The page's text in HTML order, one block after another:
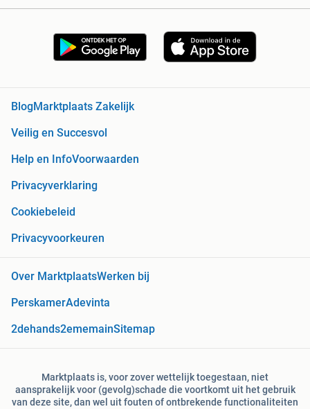
BlogMarktplaats Zakelijk
Veilig en Succesvol
Help en InfoVoorwaarden
Privacyverklaring
Cookiebeleid
Privacyvoorkeuren
Over MarktplaatsWerken bij
PerskamerAdevinta
2dehands2ememainSitemap
Marktplaats is, voor zover wettelijk toegestaan, niet
aansprakelijk voor (gevolg)schade die voortkomt uit het gebruik
van deze site, dan wel uit fouten of ontbrekende functionaliteiten